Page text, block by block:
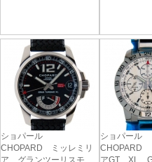
ショパール
CHOPARD ミッレミリ
ショパール
CHOPARD